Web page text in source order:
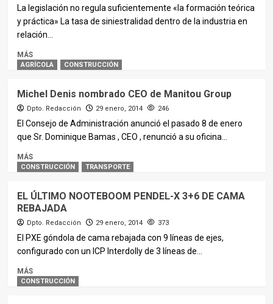
La legislación no regula suficientemente «la formación teórica
y práctica» La tasa de siniestralidad dentro de la industria en
relación...
MÁS
AGRÍCOLA CONSTRUCCIÓN
Michel Denis nombrado CEO de Manitou Group
Dpto. Redacción 29 enero, 2014 246
El Consejo de Administración anunció el pasado 8 de enero
que Sr. Dominique Bamas , CEO , renunció a su oficina...
MÁS
CONSTRUCCIÓN TRANSPORTE
EL ÚLTIMO NOOTEBOOM PENDEL-X 3+6 DE CAMA
REBAJADA
Dpto. Redacción 29 enero, 2014 373
El PXE góndola de cama rebajada con 9 líneas de ejes,
configurado con un ICP Interdolly de 3 líneas de...
MÁS
CONSTRUCCIÓN